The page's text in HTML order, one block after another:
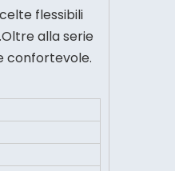
flessibili
alla serie
confortevole.